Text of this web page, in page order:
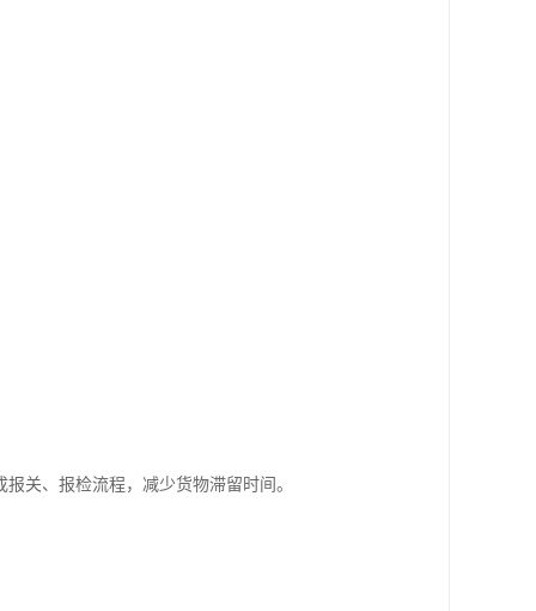
关、报检流程，减少货物滞留时间。